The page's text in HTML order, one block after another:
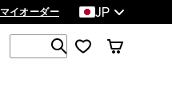
マイオーダー JP
1 000以上の商品を